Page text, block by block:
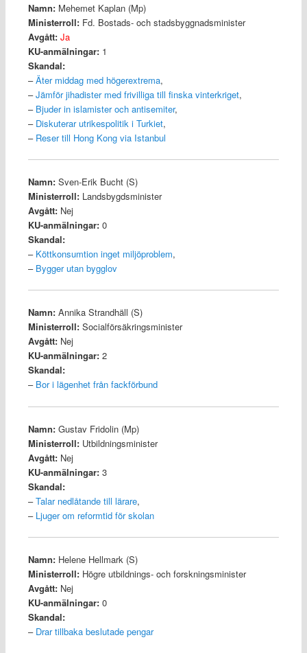
Namn:Mehemet Kaplan (Mp)
Ministerroll:Fd. Bostads- och stadsbyggnadsminister
Avgått: Ja
KU-anmälningar:1
Skandal:
–Äter middag med högerextrema,
–Jämför jihadister med frivilliga till finska vinterkriget,
– Bjuder in islamister och antisemiter,
– Diskuterar utrikespolitik i Turkiet,
– Reser till Hong Kong via Istanbul
Namn:Sven-Erik Bucht (S)
Ministerroll:Landsbygdsminister
Avgått:Nej
KU-anmälningar:0
Skandal:
– Köttkonsumtion inget miljöproblem,
– Bygger utan bygglov
Namn:Annika Strandhäll (S)
Ministerroll:Socialförsäkringsminister
Avgått:Nej
KU-anmälningar:2
Skandal:
– Bor i lägenhet från fackförbund
Namn:Gustav Fridolin (Mp)
Ministerroll:Utbildningsminister
Avgått:Nej
KU-anmälningar:3
Skandal:
–Talar nedlåtande till lärare,
– Ljuger om reformtid för skolan
Namn:Helene Hellmark (S)
Ministerroll:Högre utbildnings- och forskningsminister
Avgått:Nej
KU-anmälningar:0
Skandal:
– Drar tillbaka beslutade pengar